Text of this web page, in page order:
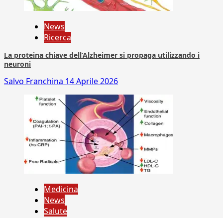
News
Ricerca
La proteina chiave dell’Alzheimer si propaga utilizzando i
neuroni
Salvo Franchina 14 Aprile 2026
Medicina
News
Salute